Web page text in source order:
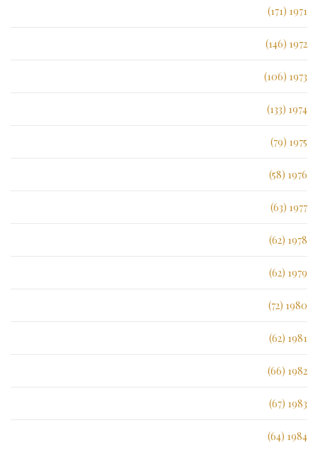
1971 (171)
1972 (146)
1973 (106)
1974 (133)
1975 (79)
1976 (58)
1977 (63)
1978 (62)
1979 (62)
1980 (72)
1981 (62)
1982 (66)
1983 (67)
1984 (64)